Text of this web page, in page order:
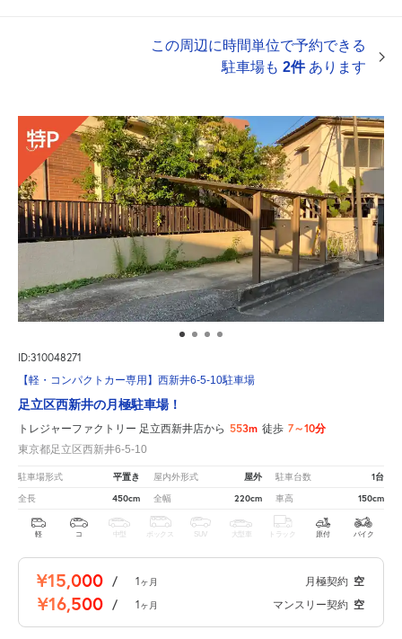
この周辺に時間単位で予約できる
駐車場も 2件あります
ID:310048271
【軽・コンパクトカー専用】西新井6-5-10駐車場
足立区西新井の月極駐車場！
トレジャーファクトリー 足立西新井店から 553m 徒歩 7～10分
東京都足立区西新井6-5-10
駐車場形式 平置き 屋内外形式 屋外 駐車台数 1台
全長 450cm 全幅 220cm 車高 150cm
軽 コ 中型 ボックス SUV 大型車 トラック 原付 バイク
¥15,000 / 1ヶ月 月極契約 空
¥16,500 / 1ヶ月 マンスリー契約 空